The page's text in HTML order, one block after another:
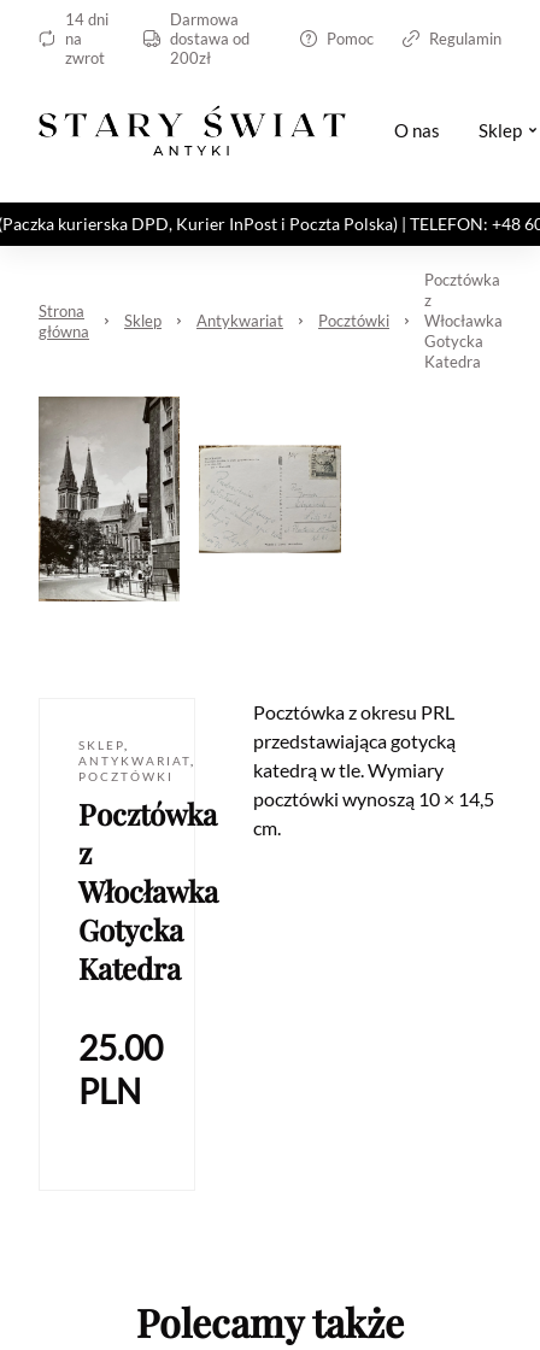
14 dni
na
zwrot
Darmowa
dostawa od
200zł
Pomoc Regulamin
O nas Sklep
kurierska DPD, Kurier InPost i Poczta Polska) | TELEFON: +48
Strona
główna
Sklep Antykwariat Pocztówki
Pocztówka
z
Włocławka
Gotycka
Katedra
SKLEP
ANTYKWARIAT
POCZTÓWKI
Pocztówka
z
Włocławka
Gotycka
Katedra
25.00
PLN
Pocztówka z okresu PRL
przedstawiająca gotycką
katedrą w tle. Wymiary
pocztówki wynoszą 10 × 14,5
cm.
Polecamy także